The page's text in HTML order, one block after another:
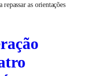
as orientações